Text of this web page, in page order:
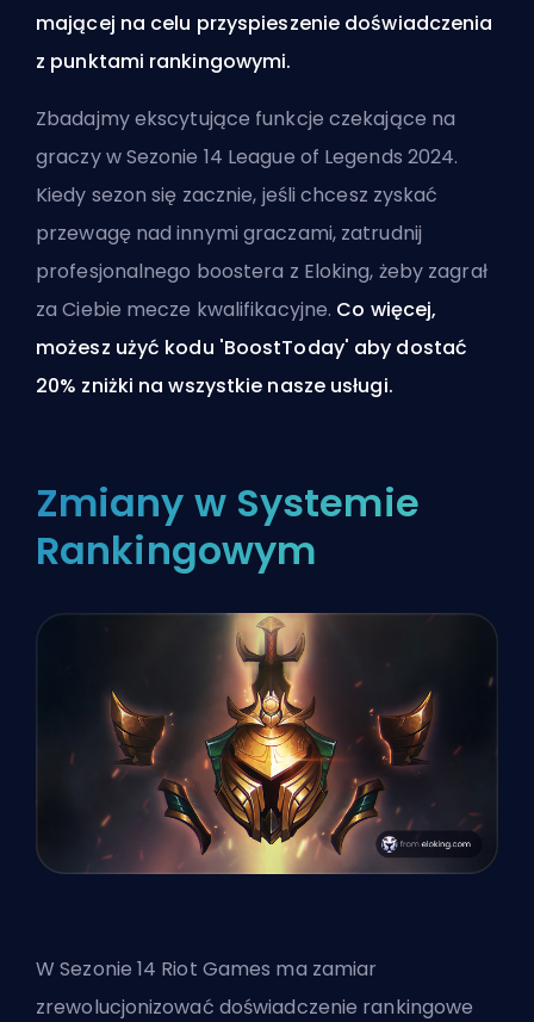
mającej na celu przyspieszenie doświadczenia
z punktami rankingowymi.
Zbadajmy ekscytujące funkcje czekające na
graczy w Sezonie 14 League of Legends 2024.
Kiedy sezon się zacznie, jeśli chcesz zyskać
przewagę nad innymi graczami, zatrudnij
profesjonalnego boostera z Eloking, żeby zagrał
za Ciebie mecze kwalifikacyjne. Co więcej,
możesz użyć kodu 'BoostToday' aby dostać
20% zniżki na wszystkie nasze usługi.
Zmiany w Systemie
Rankingowym
W Sezonie 14 Riot Games ma zamiar
zrewolucjonizować doświadczenie rankingowe